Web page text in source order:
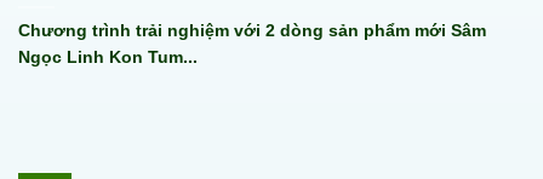
Chương trình trải nghiệm với 2 dòng sản phẩm mới Sâm
Ngọc Linh Kon Tum...